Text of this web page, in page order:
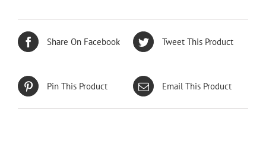
Share On Facebook Tweet This Product
Pin This Product Email This Product